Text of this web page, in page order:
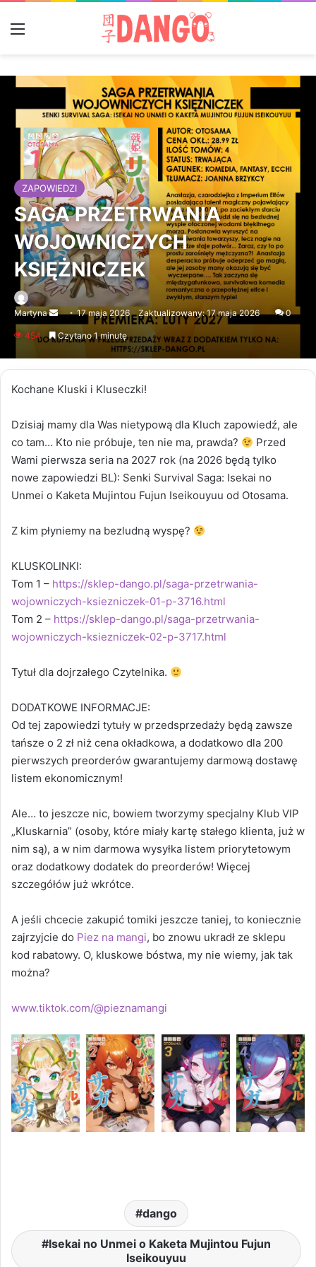
ZAPOWIEDZI
SAGA PRZETRWANIA
WOJOWNICZYCH
KSIĘŻNICZEK
Martyna
Send
an
17 maja 2026 Zaktualizowany: 17 maja 2026 0
454 Czytano 1 minutę
Kochane Kluski i Kluseczki!
Dzisiaj mamy dla Was nietypową dla Kluch zapowiedź, ale
co tam… Kto nie próbuje, ten nie ma, prawda?
Przed
Wami pierwsza seria na 2027 rok (na 2026 będą tylko
nowe zapowiedzi BL): Senki Survival Saga: Isekai no
Unmei o Kaketa Mujintou Fujun Iseikouyuu od Otosama.
Z kim płyniemy na bezludną wyspę?
KLUSKOLINKI:
Tom 1 – https://sklep-dango.pl/saga-przetrwania-
wojowniczych-ksiezniczek-01-p-3716.html
Tom 2 – https://sklep-dango.pl/saga-przetrwania-
wojowniczych-ksiezniczek-02-p-3717.html
Tytuł dla dojrzałego Czytelnika.
DODATKOWE INFORMACJE:
Od tej zapowiedzi tytuły w przedsprzedaży będą zawsze
tańsze o 2 zł niż cena okładkowa, a dodatkowo dla 200
pierwszych preorderów gwarantujemy darmową dostawę
listem ekonomicznym!
Ale… to jeszcze nic, bowiem tworzymy specjalny Klub VIP
„Kluskarnia” (osoby, które miały kartę stałego klienta, już w
nim są), a w nim darmowa wysyłka listem priorytetowym
oraz dodatkowy dodatek do preorderów! Więcej
szczegółów już wkrótce.
A jeśli chcecie zakupić tomiki jeszcze taniej, to koniecznie
zajrzyjcie do Piez na mangi, bo znowu ukradł ze sklepu
kod rabatowy. O, kluskowe bóstwa, my nie wiemy, jak tak
można?
www.tiktok.com/@pieznamangi
dango
Isekai no Unmei o Kaketa Mujintou Fujun
Iseikouyuu